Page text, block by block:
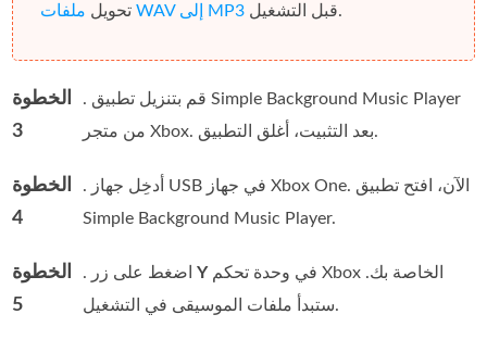
تحويل
ملفات WAV إلى MP3 قبل التشغيل.
الخطوة
3
. قم بتنزيل تطبيق Simple Background Music Player
من متجر Xbox. بعد التثبيت، أغلق التطبيق.
الخطوة
4
. أدخِل جهاز USB في جهاز Xbox One. الآن، افتح تطبيق
Simple Background Music Player.
الخطوة
5
. اضغط على زرYفي وحدة تحكم Xbox الخاصة بك.
ستبدأ ملفات الموسيقى في التشغيل.